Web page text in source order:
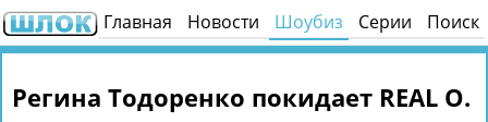
Главная Новости Шоубиз Серии Поиск
Регина Тодоренко покидает REAL О.